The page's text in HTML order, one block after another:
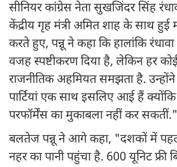
सीनियर कांग्रेस नेता सुखजिंदर सिंह
केंद्रीय गृह मंत्री अमित शाह के साथ हुई
करते हुए, पन्नू ने कहा कि हालांकि
वजह स्पष्टीकरण दिया है, लेकिन हर
राजनीतिक अहमियत समझता है.
पार्टियां एक साथ इसलिए आई हैं
परफॉर्मेंस का मुकाबला नहीं कर सकतीं."
बलतेज पन्नू ने आगे कहा, "दशकों में
नहर का पानी पहुंचा है. 600 यूनिट फ्री